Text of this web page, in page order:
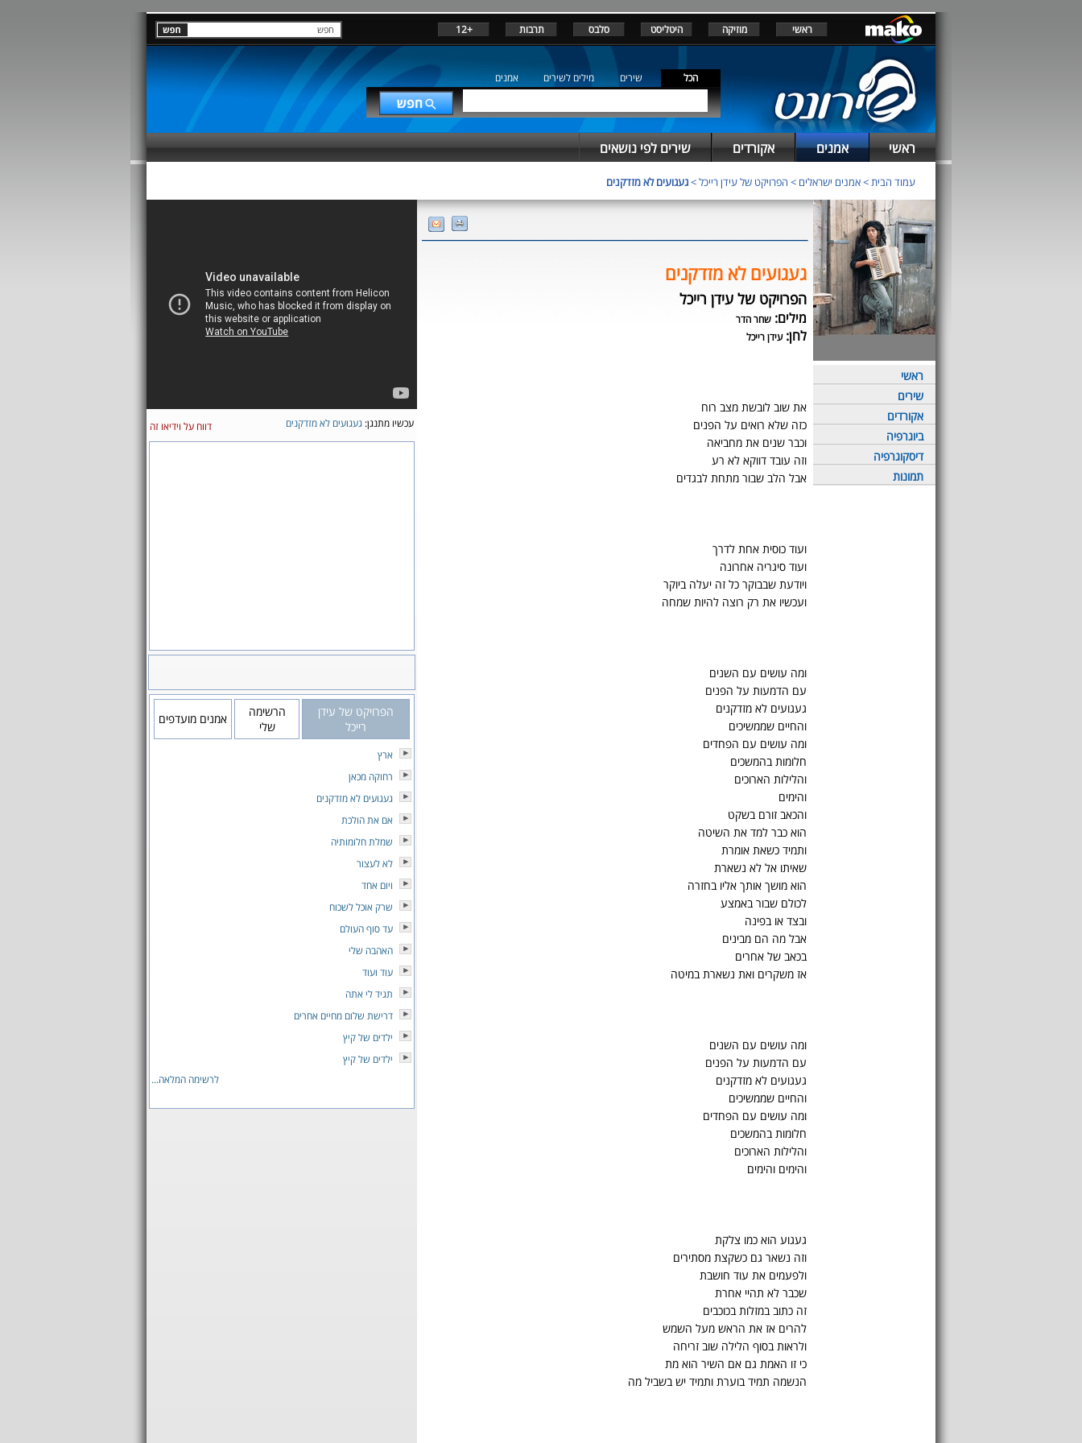
ראשי מוזיקה היטליסט סלבס תרבות +12
הכל שירים מילים לשירים אמנים
ראשי אמנים אקורדים שירים לפי נושאים
עמוד הבית>אמנים ישראלים > הפרויקט של עידן רייכל>געגועים לא מזדקנים
ראשי
שירים
אקורדים
ביוגרפיה
דיסקוגרפיה
תמונות
געגועים לא מזדקנים
הפרויקט של עידן רייכל
מילים: שחר הדר
לחן:עידן רייכל
את שוב לובשת מצב רוח
כזה שלא רואים על הפנים
וכבר שנים את מחביאה
וזה עובד דווקא לא רע
אבל הלב שבור מתחת לבגדים
ועוד כוסית אחת לדרך
ועוד סיגריה אחרונה
ויודעת שבבוקר כל זה יעלה ביוקר
ועכשיו את רק רוצה להיות שמחה
ומה עושים עם השנים
עם הדמעות על הפנים
געגועים לא מזדקנים
והחיים שממשיכים
ומה עושים עם הפחדים
חלומות בהמשכים
והלילות הארוכים
והימים
והכאב זורם בשקט
הוא כבר למד את השיטה
ותמיד כשאת אומרת
שאיתו אל לא נשארת
הוא מושך אותך אליו בחזרה
לכולם שבור באמצע
ובצד או בפינה
אבל מה הם מבינים
בכאב של אחרים
אז משקרים ואת נשארת במיטה
ומה עושים עם השנים
עם הדמעות על הפנים
געגועים לא מזדקנים
והחיים שממשיכים
ומה עושים עם הפחדים
חלומות בהמשכים
והלילות הארוכים
והימים והימים
געגוע הוא כמו צלקת
וזה נשאר גם כשקצת מסתירים
ולפעמים את עוד חושבת
שכבר לא תהיי אחרת
זה כתוב במזלות בכוכבים
להרים אז את הראש מעל השמש
ולראות בסוף הלילה שוב זריחה
כי זו האמת גם אם השיר הוא מת
הנשמה תמיד בוערת ותמיד יש בשביל מה
עכשיו מתנגן: געגועים לא מזדקנים דווח על וידיאו זה
הפרויקט של עידן
רייכל
הרשימה
שלי
אמנים מועדפים
ארץ
רחוקה מכאן
געגועים לא מזדקנים
אם את הולכת
שמלת חלומותיה
לא לעצור
ויום אחד
שרק אוכל לשכוח
עד סוף העולם
האהבה שלי
עוד ועוד
תגיד לי אתה
דרישת שלום מחיים אחרים
ילדים של קיץ
ילדים של קיץ
לרשימה המלאה...